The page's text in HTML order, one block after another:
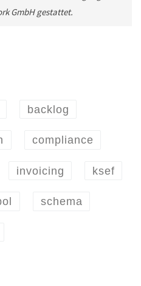
GmbH gestattet.
backlog
compliance
invoicing ksef
schema